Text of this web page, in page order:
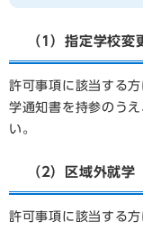
（1）指定学校変
許可事項に該当する
学通知書を持参のう
い。
（2）区域外就学
許可事項に該当する